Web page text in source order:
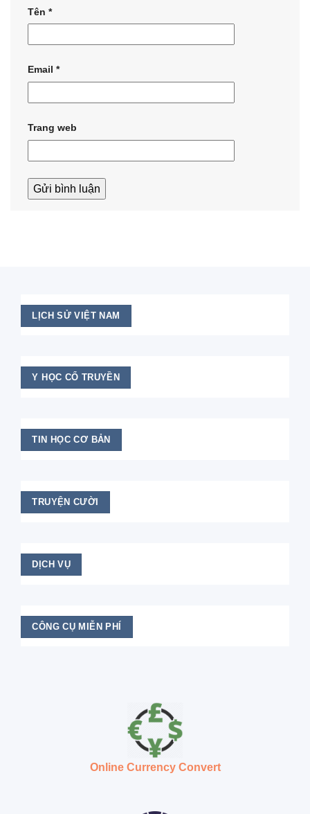
Tên *
Email *
Trang web
LỊCH SỬ VIỆT NAM
Y HỌC CỔ TRUYỀN
TIN HỌC CƠ BẢN
TRUYỆN CƯỜI
DỊCH VỤ
CÔNG CỤ MIỄN PHÍ
Online Currency Convert